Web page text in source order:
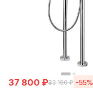
37 800 ₽83 160 ₽ -55%